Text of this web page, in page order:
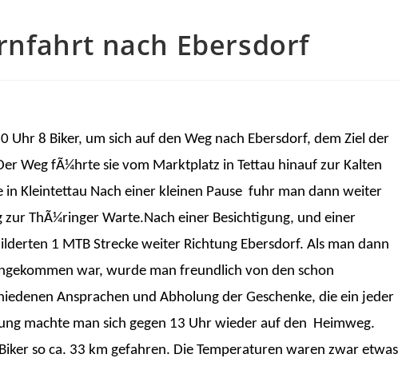
nach Ebersdorf
Uhr 8 Biker, um sich auf den Weg nach Ebersdorf, dem Ziel der
Weg fÃ¼hrte sie vom Marktplatz in Tettau hinauf zur Kalten
Kleintettau Nach einer kleinen Pause fuhr man dann weiter
ThÃ¼ringer Warte.Nach einer Besichtigung, und einer
1 MTB Strecke weiter Richtung Ebersdorf. Als man dann
war, wurde man freundlich von den schon
Ansprachen und Abholung der Geschenke, die ein jeder
machte man sich gegen 13 Uhr wieder auf den Heimweg.
so ca. 33 km gefahren. Die Temperaturen waren zwar etwas